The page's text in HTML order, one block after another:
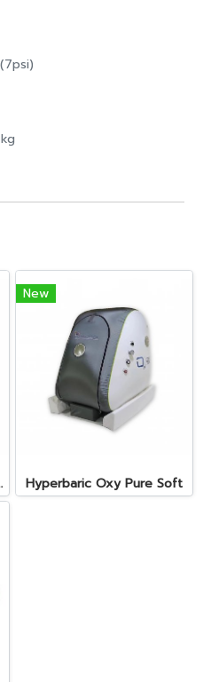
seat)
New
Hyperbaric Oxy Pure Soft